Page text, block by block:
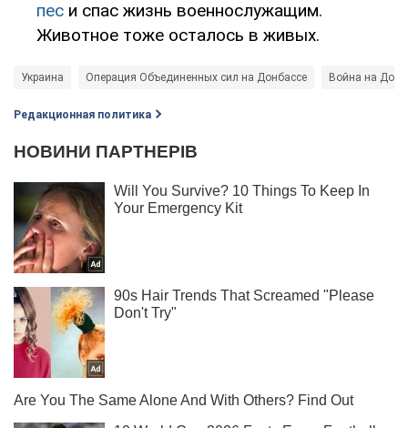
пес и спас жизнь военнослужащим.
Животное тоже осталось в живых.
Украина Операция Объединенных сил на Донбассе Война на
Редакционная политика